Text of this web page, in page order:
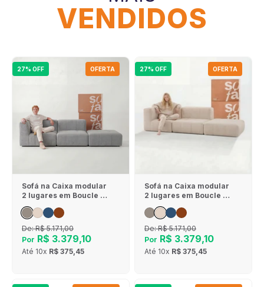
VENDIDOS
27% OFF OFERTA
Sofá na Caixa modular
2 lugares em Boucle - 1
Braço com Apoio de pé
- Cinza
De:R$ 5.171,00
Por R$ 3.379,10
Até 10x R$ 375,45
27% OFF OFERTA
Sofá na Caixa modular
2 lugares em Boucle - 1
Braço com Apoio de pé
- Linho
De:R$ 5.171,00
Por R$ 3.379,10
Até 10x R$ 375,45